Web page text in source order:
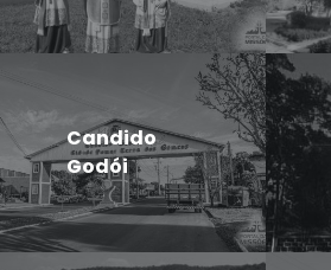
Candido
Godói